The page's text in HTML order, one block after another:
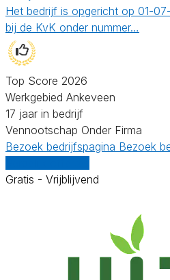
Het bedrijf is opgericht op 01-
bij de KvK onder nummer…
Top Score 2026
Werkgebied Ankeveen
17 jaar in bedrijf
Vennootschap Onder Firma
Bezoek bedrijfspagina Bezoek
Gratis - Vrijblijvend